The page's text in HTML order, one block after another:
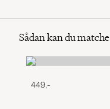
Sådan kan du matche
449,-